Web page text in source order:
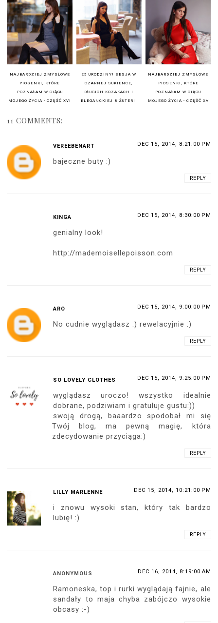
NAJBARDZIEJ ZMYSŁOWE
PIOSENKI, KTÓRE
POZNAŁAM W CIĄGU
MOJEGO ŻYCIA - CZĘŚĆ XVI
25 URODZINY! SESJA W
CZARNEJ SUKIENCE,
DŁUGICH KOZAKACH I
ELEGANCKIEJ BIŻUTERII
NAJBARDZIEJ ZMYSŁOWE
PIOSENKI, KTÓRE
POZNAŁAM W CIĄGU
MOJEGO ŻYCIA - CZĘŚĆ XV
11 COMMENTS:
VEREEBENART DEC 15, 2014, 8:21:00 PM
bajeczne buty :)
REPLY
KINGA DEC 15, 2014, 8:30:00 PM
genialny look!
http://mademoisellepoisson.com
REPLY
ARO DEC 15, 2014, 9:00:00 PM
No cudnie wyglądasz :) rewelacyjnie :)
REPLY
SO LOVELY CLOTHES DEC 15, 2014, 9:25:00 PM
wyglądasz uroczo! wszystko idealnie
dobrane, podziwiam i gratuluje gustu:))
swoją drogą, baaardzo spodobał mi się
Twój blog, ma pewną magię, która
zdecydowanie przyciąga:)
REPLY
LILLY MARLENNE DEC 15, 2014, 10:21:00 PM
i znowu wysoki stan, który tak bardzo
lubię! :)
REPLY
ANONYMOUS DEC 16, 2014, 8:19:00 AM
Ramoneska, top i rurki wyglądają fajnie, ale
sandały to maja chyba zabójczo wysokie
obcasy :-)